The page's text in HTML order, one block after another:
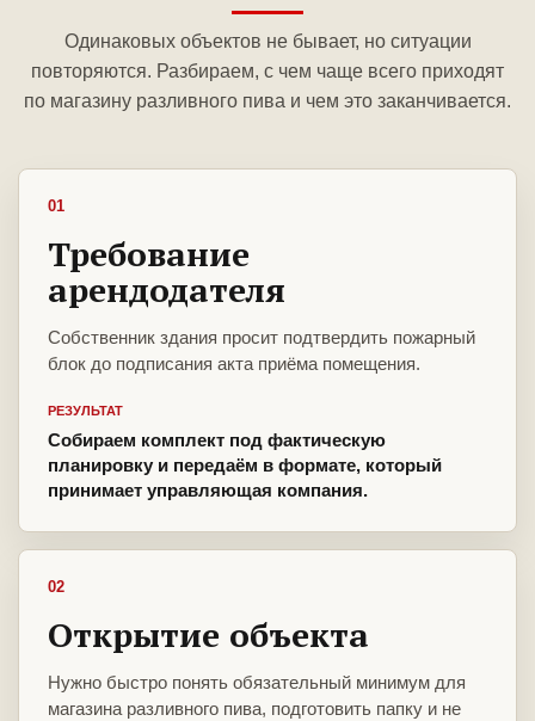
Одинаковых объектов не бывает, но ситуации
повторяются. Разбираем, с чем чаще всего приходят
по магазину разливного пива и чем это заканчивается.
01
Требование
арендодателя
Собственник здания просит подтвердить пожарный
блок до подписания акта приёма помещения.
РЕЗУЛЬТАТ
Собираем комплект под фактическую
планировку и передаём в формате, который
принимает управляющая компания.
02
Открытие объекта
Нужно быстро понять обязательный минимум для
магазина разливного пива, подготовить папку и не